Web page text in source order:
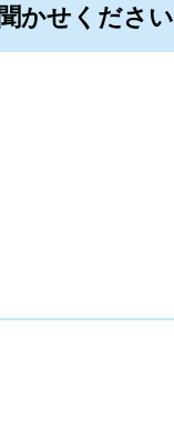
かせください